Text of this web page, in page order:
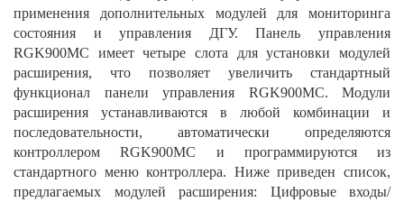
применения дополнительных модулей для мониторинга
состояния и управления ДГУ. Панель управления
RGK900MC имеет четыре слота для установки модулей
расширения, что позволяет увеличить стандартный
функционал панели управления RGK900MC. Модули
расширения устанавливаются в любой комбинации и
последовательности, автоматически определяются
контроллером RGK900MC и программируются из
стандартного меню контроллера. Ниже приведен список,
предлагаемых модулей расширения: Цифровые входы/